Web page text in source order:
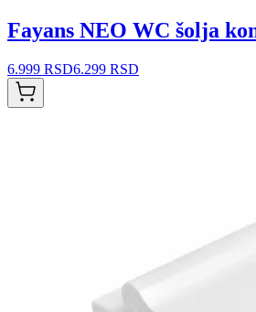
Fayans NEO WC šolja
6.999 RSD6.299 RSD